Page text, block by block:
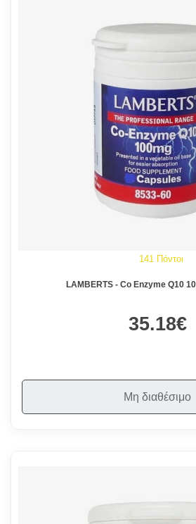
141 Πόντοι
LAMBERTS - Co Enzyme Q10
35.18€
Μη διαθέσιμο